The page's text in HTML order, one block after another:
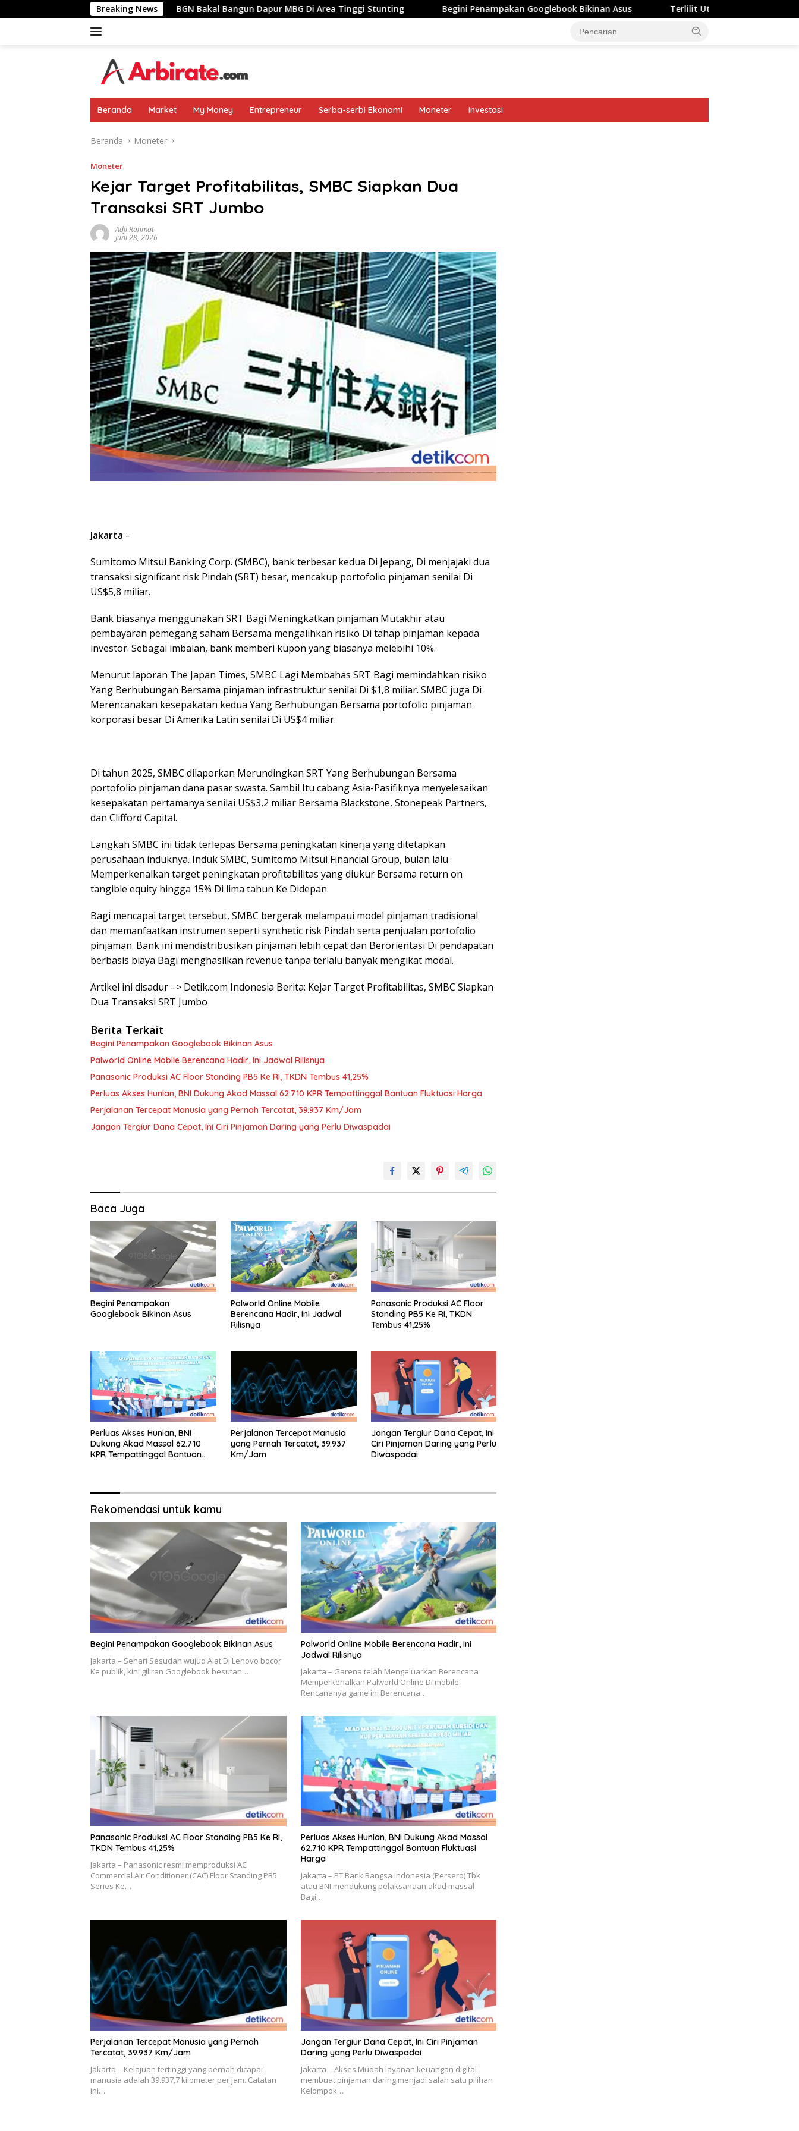
ke
Breaking News
BGN Bakal Bangun Dapur MBG Di Area Tinggi Stunting Begini Penampakan Googlebook Bikinan Asus Terlilit Utang Rp303 Triliun, Rekening
Beranda Market My Money Entrepreneur Serba-serbi Ekonomi Moneter Investasi
Beranda Moneter
Moneter
Kejar Target Profitabilitas, SMBC Siapkan Dua
Transaksi SRT Jumbo
Adji Rahmat
Juni 28, 2026
Jakarta –
Sumitomo Mitsui Banking Corp. (SMBC), bank terbesar kedua Di Jepang, Di menjajaki dua
transaksi significant risk Pindah (SRT) besar, mencakup portofolio pinjaman senilai Di
US$5,8 miliar.
Bank biasanya menggunakan SRT Bagi Meningkatkan pinjaman Mutakhir atau
pembayaran pemegang saham Bersama mengalihkan risiko Di tahap pinjaman kepada
investor. Sebagai imbalan, bank memberi kupon yang biasanya melebihi 10%.
Menurut laporan The Japan Times, SMBC Lagi Membahas SRT Bagi memindahkan risiko
Yang Berhubungan Bersama pinjaman infrastruktur senilai Di $1,8 miliar. SMBC juga Di
Merencanakan kesepakatan kedua Yang Berhubungan Bersama portofolio pinjaman
korporasi besar Di Amerika Latin senilai Di US$4 miliar.
Di tahun 2025, SMBC dilaporkan Merundingkan SRT Yang Berhubungan Bersama
portofolio pinjaman dana pasar swasta. Sambil Itu cabang Asia-Pasifiknya menyelesaikan
kesepakatan pertamanya senilai US$3,2 miliar Bersama Blackstone, Stonepeak Partners,
dan Clifford Capital.
Langkah SMBC ini tidak terlepas Bersama peningkatan kinerja yang ditetapkan
perusahaan induknya. Induk SMBC, Sumitomo Mitsui Financial Group, bulan lalu
Memperkenalkan target peningkatan profitabilitas yang diukur Bersama return on
tangible equity hingga 15% Di lima tahun Ke Didepan.
Bagi mencapai target tersebut, SMBC bergerak melampaui model pinjaman tradisional
dan memanfaatkan instrumen seperti synthetic risk Pindah serta penjualan portofolio
pinjaman. Bank ini mendistribusikan pinjaman lebih cepat dan Berorientasi Di pendapatan
berbasis biaya Bagi menghasilkan revenue tanpa terlalu banyak mengikat modal.
Artikel ini disadur –> Detik.com Indonesia Berita: Kejar Target Profitabilitas, SMBC Siapkan
Dua Transaksi SRT Jumbo
Berita Terkait
Begini Penampakan Googlebook Bikinan Asus
Palworld Online Mobile Berencana Hadir, Ini Jadwal Rilisnya
Panasonic Produksi AC Floor Standing PB5 Ke RI, TKDN Tembus 41,25%
Perluas Akses Hunian, BNI Dukung Akad Massal 62.710 KPR Tempattinggal Bantuan Fluktuasi Harga
Perjalanan Tercepat Manusia yang Pernah Tercatat, 39.937 Km/Jam
Jangan Tergiur Dana Cepat, Ini Ciri Pinjaman Daring yang Perlu Diwaspadai
Baca Juga
Begini Penampakan
Googlebook Bikinan Asus
Palworld Online Mobile
Berencana Hadir, Ini Jadwal
Rilisnya
Panasonic Produksi AC Floor
Standing PB5 Ke RI, TKDN
Tembus 41,25%
Perluas Akses Hunian, BNI
Dukung Akad Massal 62.710
KPR Tempattinggal Bantuan
Perjalanan Tercepat Manusia
yang Pernah Tercatat, 39.937
Km/Jam
Jangan Tergiur Dana Cepat, Ini
Ciri Pinjaman Daring yang Perlu
Diwaspadai
Rekomendasi untuk kamu
Begini Penampakan Googlebook Bikinan Asus
Jakarta – Sehari Sesudah wujud Alat Di Lenovo bocor
Ke publik, kini giliran Googlebook besutan…
Palworld Online Mobile Berencana Hadir, Ini
Jadwal Rilisnya
Jakarta – Garena telah Mengeluarkan Berencana
Memperkenalkan Palworld Online Di mobile.
Rencananya game ini Berencana…
Panasonic Produksi AC Floor Standing PB5 Ke RI,
TKDN Tembus 41,25%
Jakarta – Panasonic resmi memproduksi AC
Commercial Air Conditioner (CAC) Floor Standing PB5
Series Ke…
Perluas Akses Hunian, BNI Dukung Akad Massal
62.710 KPR Tempattinggal Bantuan Fluktuasi
Harga
Jakarta – PT Bank Bangsa Indonesia (Persero) Tbk
atau BNI mendukung pelaksanaan akad massal
Bagi…
Perjalanan Tercepat Manusia yang Pernah
Tercatat, 39.937 Km/Jam
Jakarta – Kelajuan tertinggi yang pernah dicapai
manusia adalah 39.937,7 kilometer per jam. Catatan
ini…
Jangan Tergiur Dana Cepat, Ini Ciri Pinjaman
Daring yang Perlu Diwaspadai
Jakarta – Akses Mudah layanan keuangan digital
membuat pinjaman daring menjadi salah satu pilihan
Kelompok…